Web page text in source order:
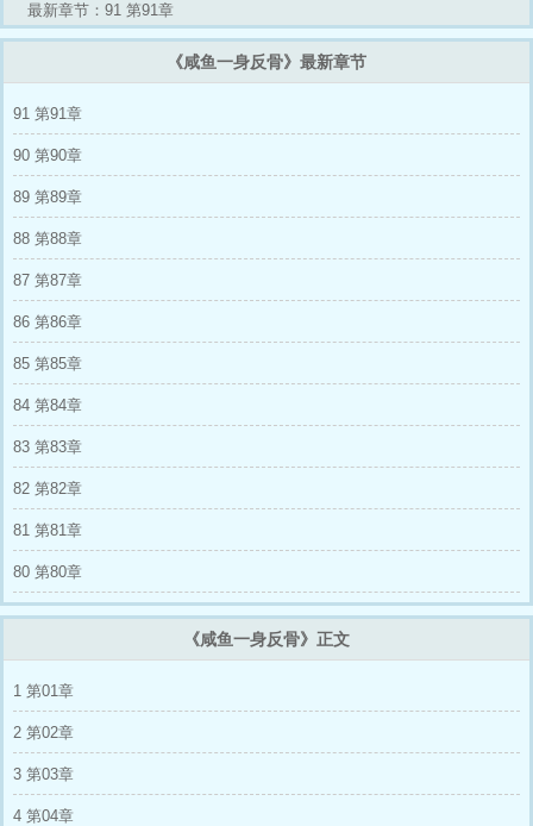
对象，否则抹杀】 符修宁心里一笑，思考怎么
解决这一个，却听到了接下来的对话。 星时：
“太好了！炸酱面！” 系统：“宿主……” 星时：
吗？” 星时：“闭嘴，今天谁都别想拦着我吃炸酱
星时站着没动。 片刻后，他诚恳发问：“还没好
统：“？” 符修宁：“？” 系统卡了一下：“你没
这啊？” 他开心：“那我去买炸酱面了，拜拜~”
事？！”
最新章节：91 第91章
《咸鱼一身反骨》最新章节
91 第91章
90 第90章
89 第89章
88 第88章
87 第87章
86 第86章
85 第85章
84 第84章
83 第83章
82 第82章
81 第81章
80 第80章
《咸鱼一身反骨》正文
1 第01章
2 第02章
3 第03章
4 第04章